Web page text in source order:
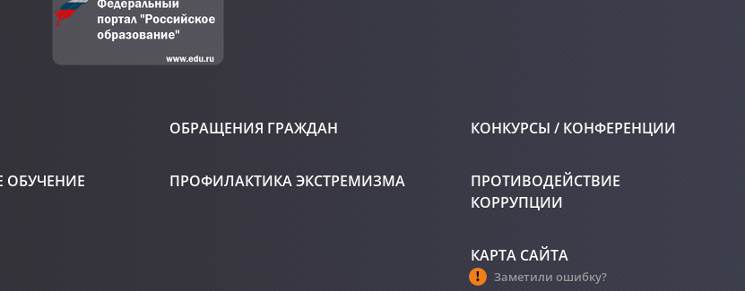
ОБРАЩЕНИЯ ГРАЖДАН
ПРОФИЛАКТИКА ЭКСТРЕМИЗМА
КОНКУРСЫ / КОНФЕРЕНЦИИ
ПРОТИВОДЕЙСТВИЕ
КОРРУПЦИИ
КАРТА САЙТА
Заметили ошибку?